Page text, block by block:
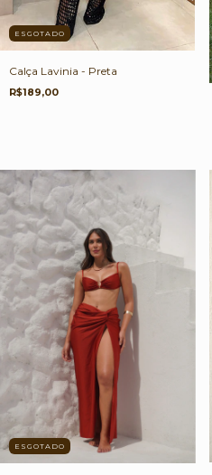
ESGOTADO
Calça Lavinia - Preta
R$189,00
ESGOTADO